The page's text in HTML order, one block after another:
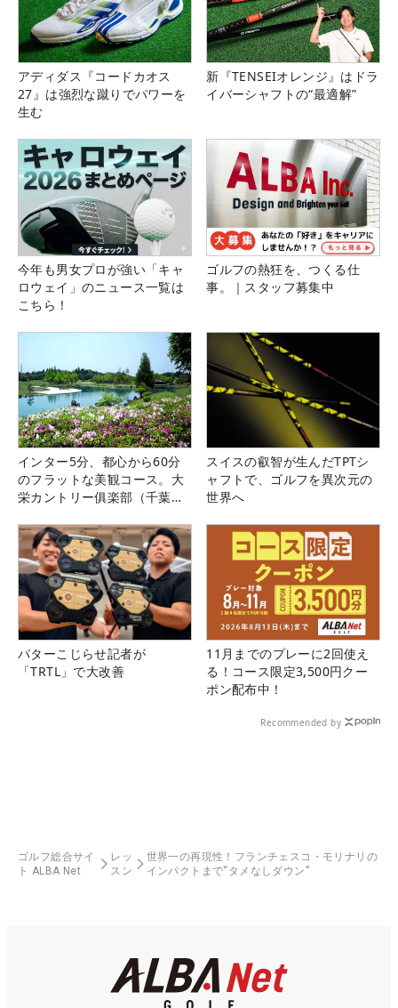
アディダス『コードカオス
27』は強烈な蹴りでパワーを
生む
新『TENSEIオレンジ』はドラ
イバーシャフトの“最適解”
今年も男女プロが強い「キャ
ロウェイ」のニュース一覧は
こちら！
ゴルフの熱狂を、つくる仕
事。｜スタッフ募集中
インター5分、都心から60分
のフラットな美観コース。大
栄カントリー俱楽部（千葉
スイスの叡智が生んだTPTシ
ャフトで、ゴルフを異次元の
世界へ
パターこじらせ記者が
「TRTL」で大改善
11月までのプレーに2回使え
る！コース限定3,500円クー
ポン配布中！
Recommended by
ゴルフ総合サイ
ト ALBA Net
レッ
スン
世界一の再現性！フランチェスコ・モリナリの
インパクトまで“タメなしダウン”